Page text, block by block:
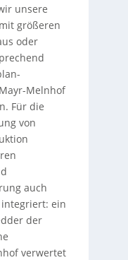
unsere
größeren
oder
Melnhof
Für die
von
auch
ein
der
verwertet